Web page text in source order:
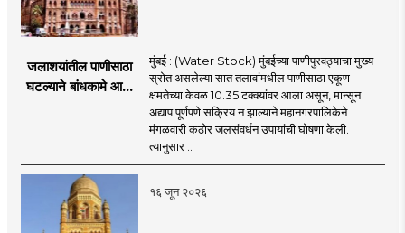
जलाशयांतील पाणीसाठा
घटल्याने बांधकामे आणि
निर्बंध
मुंबई : (Water Stock) मुंबईच्या पाणीपुरवठ्याचा मुख्य
स्रोत असलेल्या सात तलावांमधील पाणीसाठा एकूण
क्षमतेच्या केवळ 10.35 टक्क्यांवर आला असून, मान्सून
अद्याप पूर्णपणे सक्रिय न झाल्याने महानगरपालिकेने
मंगळवारी कठोर जलसंवर्धन उपायांची घोषणा केली.
त्यानुसार ..
१६ जून २०२६